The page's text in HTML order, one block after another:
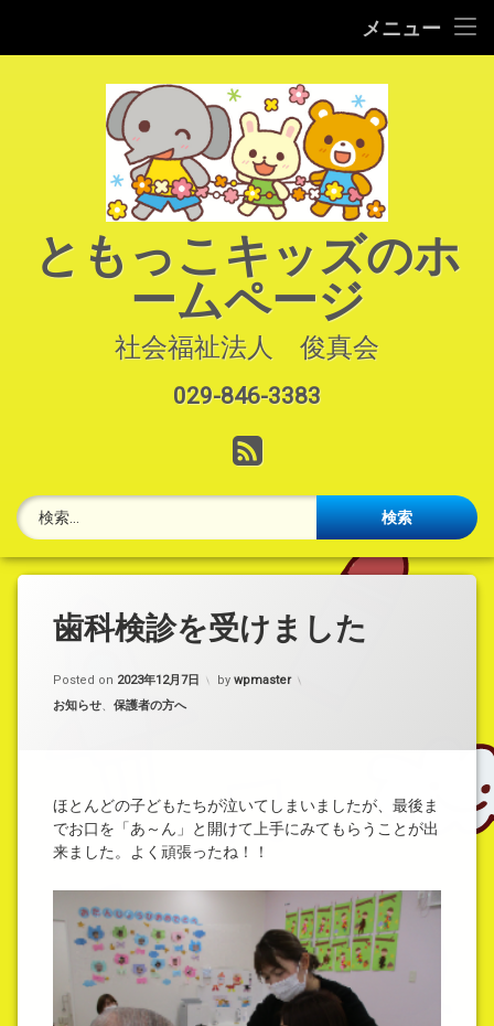
メニュー
園での生活
よくあるご質問
アクセス
お問い合わせ
ともっこキッズのホ
ームページ
社会福祉法人　俊真会
029-846-3383
RSS
歯科検診を受けました
Posted on 2023年12月7日 by wpmaster
カテゴリー:
お知らせ、 保護者の方へ
ほとんどの子どもたちが泣いてしまいましたが、最後ま
でお口を「あ～ん」と開けて上手にみてもらうことが出
来ました。よく頑張ったね！！